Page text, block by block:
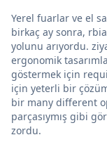
Yerel fuarlar ve el
birkaç ay sonra,
yolunu arıyordu.
ergonomik
göstermek için
için yeterli bir
bir many different
parçasıymış gibi
zordu.